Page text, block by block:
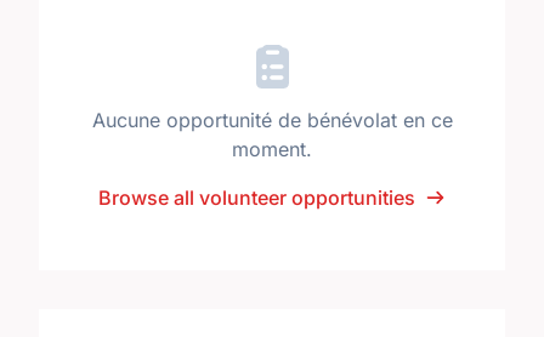
Aucune opportunité de bénévolat en ce
moment.
Browse all volunteer opportunities